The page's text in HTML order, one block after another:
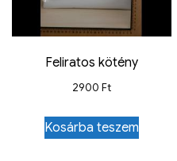
Feliratos kötény
2900 Ft
Kosárba teszem